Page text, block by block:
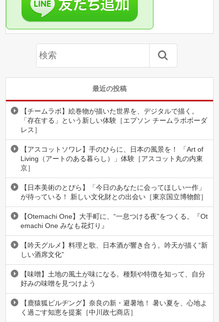
最近の投稿
【チームラボ】絵巻物が描いた世界を、デジタルで描く。
「存在する」という新しい体験［エプソン チームラボボーダ
レス］
【アスコットソワレ】手のひらに、日本の風景を！ 「Art of
Living（アートのある暮らし）」体験［アスコット丸の内東
京］
【日本美術のとびら】「今日のあなたに会ってほしい一作」
が待っている！ 新しい文化財との出会い［東京国立博物館］
【Otemachi One】大手町に、“一息つける夜”をつくる。『Ot
emachi One みなも花灯り』
【吟天グルメ】料理と歌、日本酒が響き合う。吟天が描く“新
しい酒席文化”
【味噌】土地の風土が味になる。種類や特徴を知って、自分
好みの味噌を見つけよう
【鹿猿狐ビルヂング】奈良の新・避暑地！ 暑い夏を、心地よ
く過ごす知恵を提案［中川政七商店］